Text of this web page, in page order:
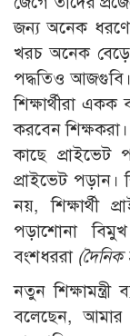
জন্য অনেক
খরচ অনেক বেড়ে
পদ্ধতিও
শিক্ষার্থীরা
করবেন
কাছে
প্রাইভেট পড়ান।
নয়, শিক্ষার্থী
পড়াশোনা
বংশধররা (দৈনিক
নতুন
বলেছেন, আমার